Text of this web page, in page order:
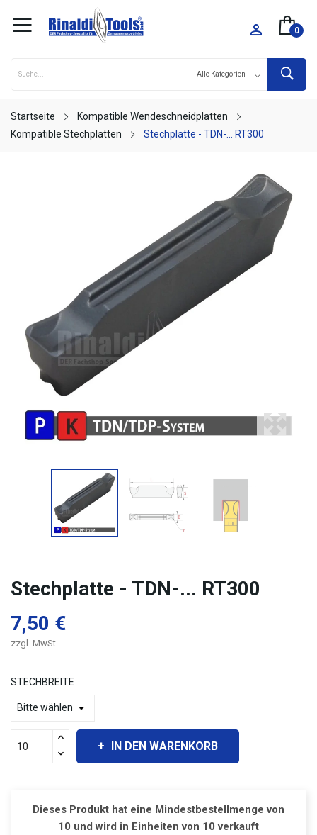
 0
Startseite
Kompatible Wendeschneidplatten
Kompatible Stechplatten
Stechplatte - TDN-... RT300
Stechplatte - TDN-... RT300
7,50 €
zzgl. MwSt.
STECHBREITE
IN DEN WARENKORB
Dieses Produkt hat eine Mindestbestellmenge von
10 und wird in Einheiten von 10 verkauft